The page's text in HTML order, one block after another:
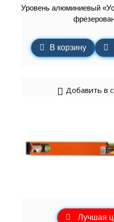
Уровень алюминиевый
В корзину
Добавить в
Лучшая